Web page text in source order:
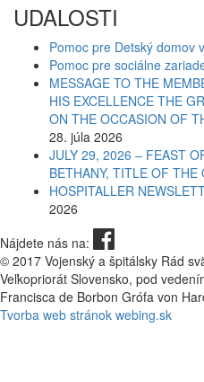
UDALOSTI
Pomoc pre Detský domov
Pomoc pre sociálne
MESSAGE TO THE
HIS EXCELLENCE THE
ON THE OCCASION OF
28. júla 2026
JULY 29, 2026 – FEAST
BETHANY, TITLE OF THE
HOSPITALLER
2026
Nájdete nás na:
© 2017 Vojenský a špitálsky Rád
Veľkopriorát Slovensko, pod
Francisca de Borbon Grófa von
Tvorba web stránok webing.sk